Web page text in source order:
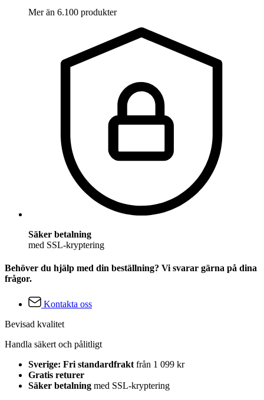
Mer än 6.100 produkter
Säker betalning
med SSL-kryptering
Behöver du hjälp med din beställning? Vi svarar gärna på dina
frågor.
Kontakta oss
Bevisad kvalitet
Handla säkert och pålitligt
Sverige: Fri standardfrakt från 1 099 kr
Gratis returer
Säker betalning med SSL-kryptering